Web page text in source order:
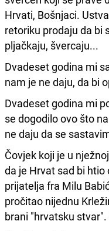
Hrvati, Bošnjaci.
retoriku prodaju da bi
pljačkaju, švercaju...
Dvadeset godina mi
nam je ne daju, da bi
Dvadeset godina mi
se dogodilo ovo što
ne daju da se
Čovjek koji je u
da je Hrvat sad bi
prijatelja fra Milu
pročitao nijednu
brani "hrvatsku